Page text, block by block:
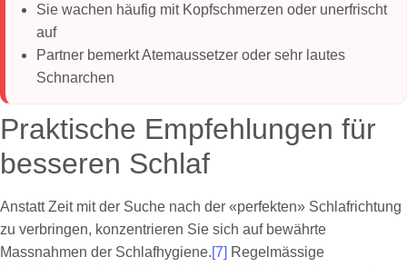
Sie wachen häufig mit Kopfschmerzen oder unerfrischt
auf
Partner bemerkt Atemaussetzer oder sehr lautes
Schnarchen
Praktische Empfehlungen für
besseren Schlaf
Anstatt Zeit mit der Suche nach der «perfekten» Schlafrichtung
zu verbringen, konzentrieren Sie sich auf bewährte
Massnahmen der Schlafhygiene.[7] Regelmässige